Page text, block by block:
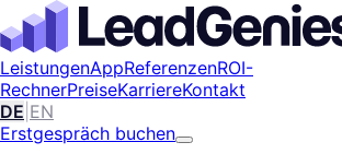
LeistungenAppReferenzenROI-
RechnerPreiseKarriereKontakt
DE EN
Erstgespräch buchen